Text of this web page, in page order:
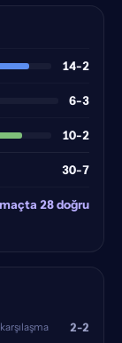
14-2
6-3
10-2
30-7
28 doğru
2-2